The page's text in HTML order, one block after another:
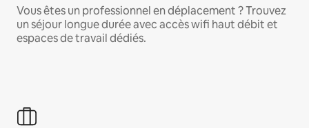
Vous êtes un professionnel en déplacement ? Trouvez
un séjour longue durée avec accès wifi haut débit et
espaces de travail dédiés.